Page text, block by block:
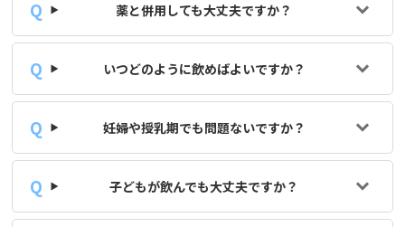
薬と併用しても大丈夫ですか？
いつどのように飲めばよいですか？
妊婦や授乳期でも問題ないですか？
子どもが飲んでも大丈夫ですか？